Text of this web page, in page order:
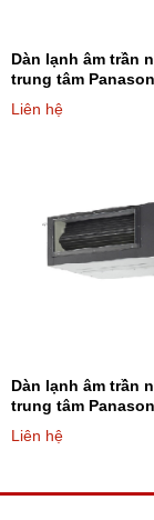
Dàn lạnh âm trần
trung tâm
22MF2E5A8
chiều (AST trung
Liên hệ
Dàn lạnh âm trần
trung tâm
45MF2E5A8
2 chiều (AST trung
Liên hệ